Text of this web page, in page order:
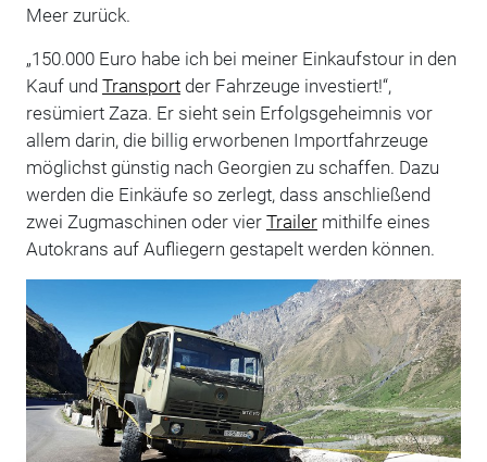
Meer zurück.
„150.000 Euro habe ich bei meiner Einkaufstour in den
Kauf und Transportder Fahrzeuge investiert!“,
resümiert Zaza. Er sieht sein Erfolgsgeheimnis vor
allem darin, die billig erworbenen Importfahrzeuge
möglichst günstig nach Georgien zu schaffen. Dazu
werden die Einkäufe so zerlegt, dass anschließend
zwei Zugmaschinen oder vier Trailermithilfe eines
Autokrans auf Aufliegern gestapelt werden können.